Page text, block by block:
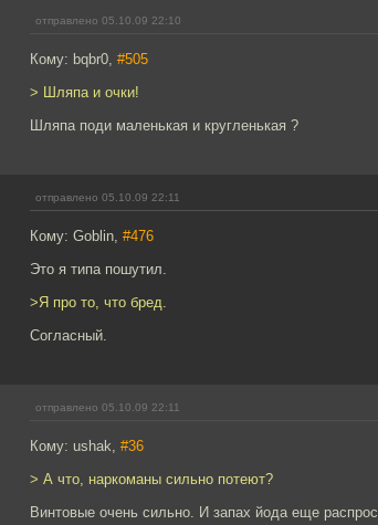
отправлено 05.10.09 22:10
Кому: bqbr0, #505
> Шляпа и очки!
Шляпа поди маленькая и кругленькая ?
отправлено 05.10.09 22:11
Кому: Goblin, #476
Это я типа пошутил.
>Я про то, что бред.
Согласный.
отправлено 05.10.09 22:11
Кому: ushak, #36
> А что, наркоманы сильно потеют?
Винтовые очень сильно. И запах йода еще